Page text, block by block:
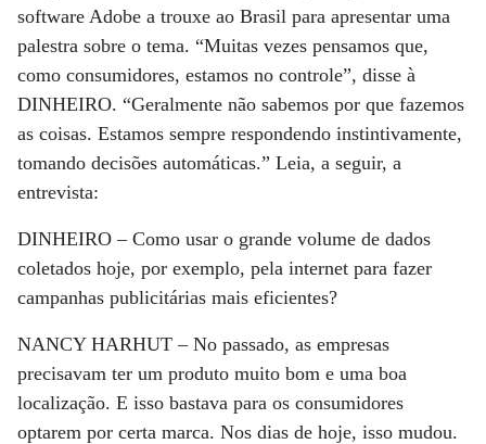
software Adobe a trouxe ao Brasil para apresentar uma
palestra sobre o tema. “Muitas vezes pensamos que,
como consumidores, estamos no controle”, disse à
DINHEIRO. “Geralmente não sabemos por que fazemos
as coisas. Estamos sempre respondendo instintivamente,
tomando decisões automáticas.” Leia, a seguir, a
entrevista:
DINHEIRO –Como usar o grande volume de dados
coletados hoje, por exemplo, pela internet para fazer
campanhas publicitárias mais eficientes?
NANCY HARHUT –No passado, as empresas
precisavam ter um produto muito bom e uma boa
localização. E isso bastava para os consumidores
optarem por certa marca. Nos dias de hoje, isso mudou.